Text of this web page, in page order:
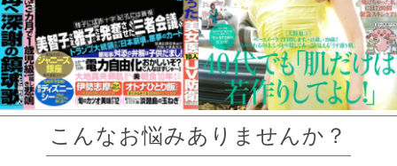
こんなお悩みありませんか？